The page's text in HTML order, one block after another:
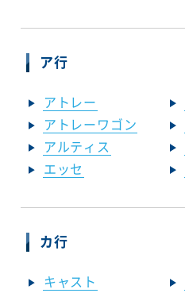
ア行
アトレー
アトレーワゴン
アルティス
エッセ
カ行
キャスト